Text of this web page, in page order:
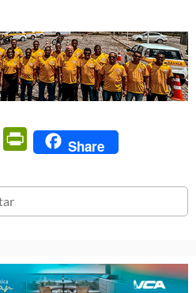
Email PrintFriendly
Share